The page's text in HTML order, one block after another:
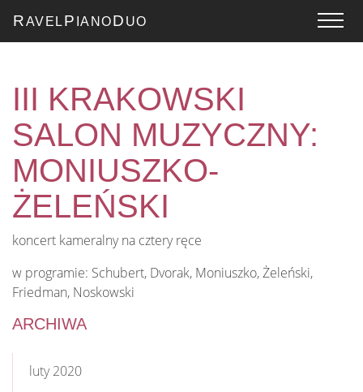
RAVEL P IANOD UO
III KRAKOWSKI
SALON MUZYCZNY:
MONIUSZKO-
ŻELEŃSKI
koncert kameralny na cztery ręce
w programie: Schubert, Dvorak, Moniuszko, Żeleński,
Friedman, Noskowski
ARCHIWA
luty 2020